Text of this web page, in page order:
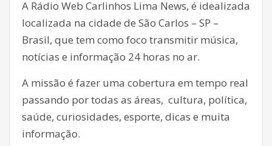
A Rádio Web Carlinhos Lima News, é idealizada
localizada na cidade de São Carlos – SP –
Brasil, que tem como foco transmitir música,
notícias e informação 24 horas no ar.
A missão é fazer uma cobertura em tempo real
passando por todas as áreas, cultura, política,
saúde, curiosidades, esporte, dicas e muita
informação.